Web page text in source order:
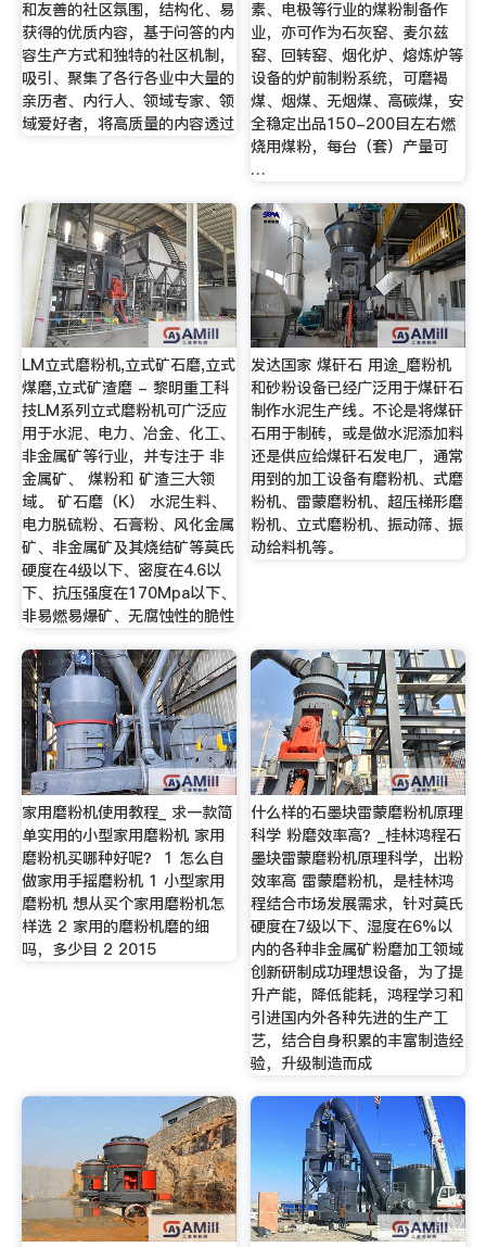
和友善的社区氛围，结构化、易
获得的优质内容，基于问答的内
容生产方式和独特的社区机制，
吸引、聚集了各行各业中大量的
亲历者、内行人、领域专家、领
域爱好者，将高质量的内容透过
素、电极等行业的煤粉制备作
业，亦可作为石灰窑、麦尔兹
窑、回转窑、烟化炉、熔炼炉等
设备的炉前制粉系统，可磨褐
煤、烟煤、无烟煤、高碳煤，安
全稳定出品150-200目左右燃
烧用煤粉，每台（套）产量可
…
LM立式磨粉机,立式矿石磨,立式
煤磨,立式矿渣磨 - 黎明重工科
技LM系列立式磨粉机可广泛应
用于水泥、电力、冶金、化工、
非金属矿等行业，并专注于 非
金属矿、 煤粉和 矿渣三大领
域。 矿石磨（K） 水泥生料、
电力脱硫粉、石膏粉、风化金属
矿、非金属矿及其烧结矿等莫氏
硬度在4级以下、密度在4.6以
下、抗压强度在170Mpa以下、
非易燃易爆矿、无腐蚀性的脆性
发达国家 煤矸石 用途_磨粉机
和砂粉设备已经广泛用于煤矸石
制作水泥生产线。不论是将煤矸
石用于制砖，或是做水泥添加料
还是供应给煤矸石发电厂，通常
用到的加工设备有磨粉机、式磨
粉机、雷蒙磨粉机、超压梯形磨
粉机、立式磨粉机、振动筛、振
动给料机等。
家用磨粉机使用教程_ 求一款简
单实用的小型家用磨粉机 家用
磨粉机买哪种好呢？ 1 怎么自
做家用手摇磨粉机 1 小型家用
磨粉机 想从买个家用磨粉机怎
样选 2 家用的磨粉机磨的细
吗，多少目 2 2015
什么样的石墨块雷蒙磨粉机原理
科学 粉磨效率高？_桂林鸿程石
墨块雷蒙磨粉机原理科学，出粉
效率高 雷蒙磨粉机，是桂林鸿
程结合市场发展需求，针对莫氏
硬度在7级以下、湿度在6%以
内的各种非金属矿粉磨加工领域
创新研制成功理想设备，为了提
升产能，降低能耗，鸿程学习和
引进国内外各种先进的生产工
艺，结合自身积累的丰富制造经
验，升级制造而成